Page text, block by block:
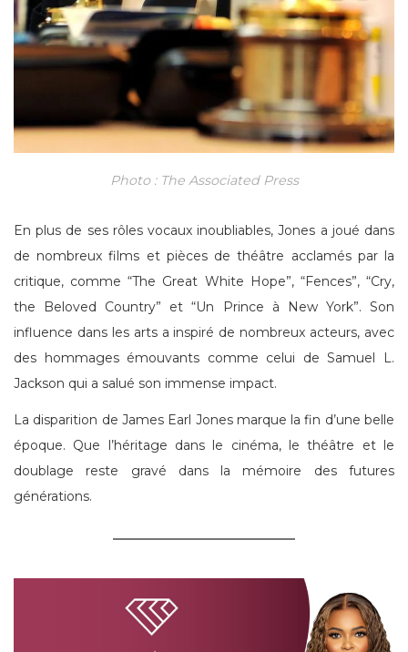
Photo : The Associated Press
En plus de ses rôles vocaux inoubliables, Jones a joué dans
de nombreux films et pièces de théâtre acclamés par la
critique, comme “The Great White Hope”, “Fences”, “Cry,
the Beloved Country” et “Un Prince à New York”. Son
influence dans les arts a inspiré de nombreux acteurs, avec
des hommages émouvants comme celui de Samuel L.
Jackson qui a salué son immense impact.
La disparition de James Earl Jones marque la fin d’une belle
époque. Que l’héritage dans le cinéma, le théâtre et le
doublage reste gravé dans la mémoire des futures
générations.